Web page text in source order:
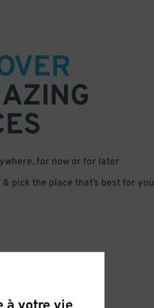
for now or for later
pick the place that’s best for you